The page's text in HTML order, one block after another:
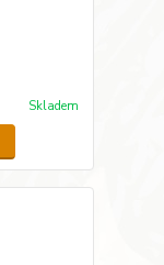
Skladem